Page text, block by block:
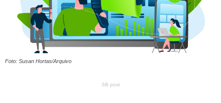
Foto: Susan Hortas/Arquivo
SB post